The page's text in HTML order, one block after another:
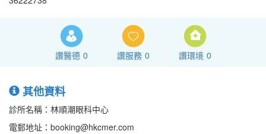
讚醫德 0 讚服務 0 讚環境 0
其他資料
診所名稱：林順潮眼科中心
電郵地址：booking@hkcmer.com